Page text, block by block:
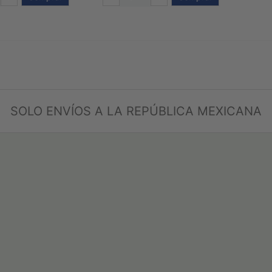
SOLO ENVÍOS A LA REPÚBLICA MEXICANA